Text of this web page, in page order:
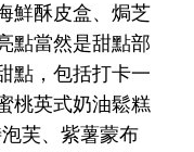
鮮酥皮盒、焗芝
點當然是甜點部
點，包括打卡一
桃英式奶油鬆糕
芙、紫薯蒙布